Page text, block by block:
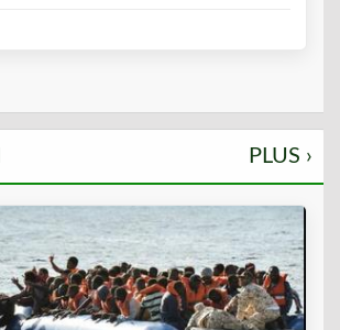
PLUS ›